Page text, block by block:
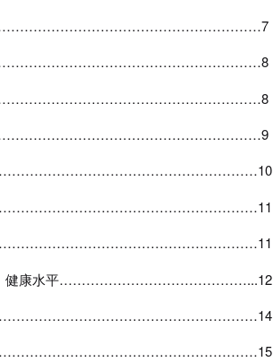
健康水平……………………………………...12